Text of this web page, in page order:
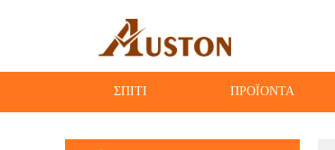
ΣΠΊΤΙ ΠΡΟΪΌΝΤΑ